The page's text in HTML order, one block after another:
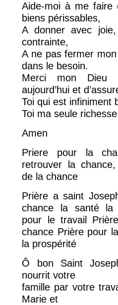
Aide-moi à me faire
biens périssables,
A donner avec
contrainte,
A ne pas fermer
dans le besoin.
Merci mon Dieu
aujourd’hui et
Toi qui est infiniment
Toi ma seule
Amen
Priere pour la
retrouver la
de la chance
Prière a saint
chance la santé la
pour le travail
chance Prière pour
la prospérité
Ô bon Saint
nourrit votre
famille par votre
Marie et